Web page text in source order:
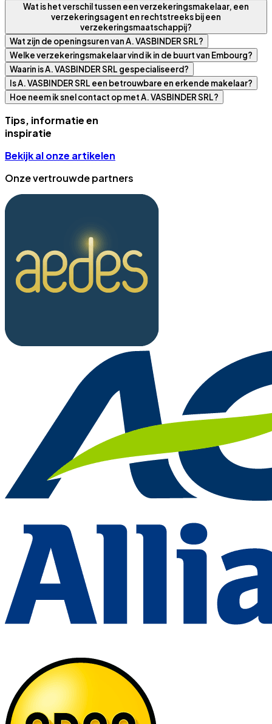
Wat is het verschil tussen een verzekeringsmakelaar, een
verzekeringsagent en rechtstreeks bij een
verzekeringsmaatschappij?
Wat zijn de openingsuren van A. VASBINDER SRL?
Welke verzekeringsmakelaar vind ik in de buurt van Embourg?
Waarin is A. VASBINDER SRL gespecialiseerd?
Is A. VASBINDER SRL een betrouwbare en erkende makelaar?
Hoe neem ik snel contact op met A. VASBINDER SRL?
Tips, informatie en
inspiratie
Bekijk al onze artikelen
Onze vertrouwde partners